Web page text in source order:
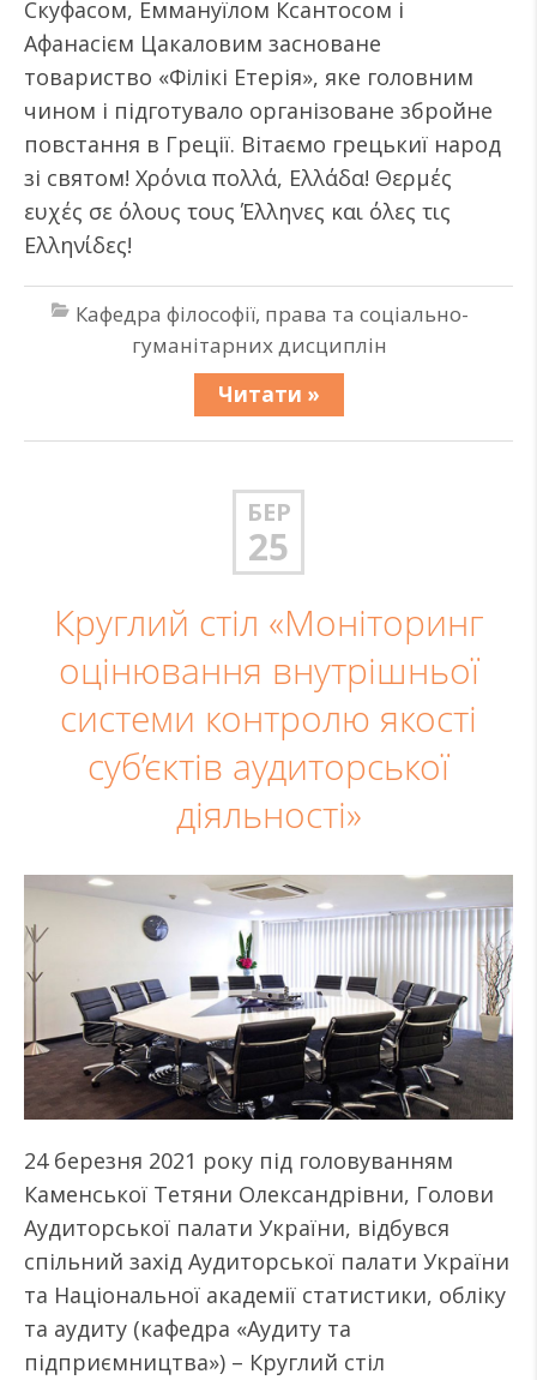
Скуфасом, Еммануїлом Ксантосом і
Афанасієм Цакаловим засноване
товариство «Філікі Етерія», яке головним
чином і підготувало організоване збройне
повстання в Греції. Вітаємо грецькиї народ
зі святом! Χρόνια πολλά, Ελλάδα! Θερμές
ευχές σε όλους τους Έλληνες και όλες τις
Ελληνίδες!
Кафедра філософії, права та соціально-
гуманітарних дисциплін
Читати »
БЕР
25
Круглий стіл «Моніторинг
оцінювання внутрішньої
системи контролю якості
суб’єктів аудиторської
діяльності»
24 березня 2021 року під головуванням
Каменської Тетяни Олександрівни, Голови
Аудиторської палати України, відбувся
спільний захід Аудиторської палати України
та Національної академії статистики, обліку
та аудиту (кафедра «Аудиту та
підприємництва») – Круглий стіл